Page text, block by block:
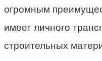
огромным
имеет личного
строительных